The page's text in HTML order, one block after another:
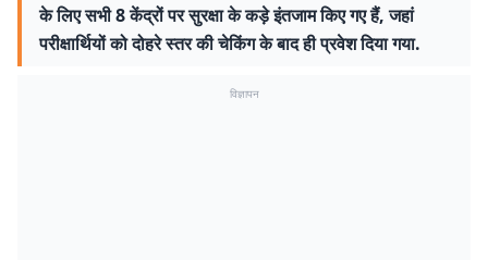
के लिए सभी 8 केंद्रों पर सुरक्षा के कड़े इंतजाम किए गए हैं, जहां
परीक्षार्थियों को दोहरे स्तर की चेकिंग के बाद ही प्रवेश दिया गया.
विज्ञापन